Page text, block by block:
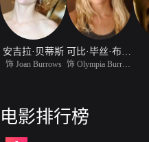
安吉拉·贝蒂斯
饰 Joan Burrows
电影排行榜